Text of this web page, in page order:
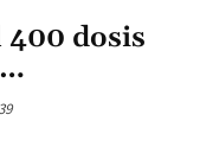
400 dosis
39